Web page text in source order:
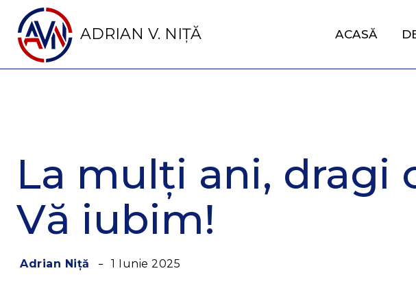
ADRIAN V. NIȚĂ ACASĂ
La mulți ani, dragi
Vă iubim!
Adrian Niță 1 Iunie 2025